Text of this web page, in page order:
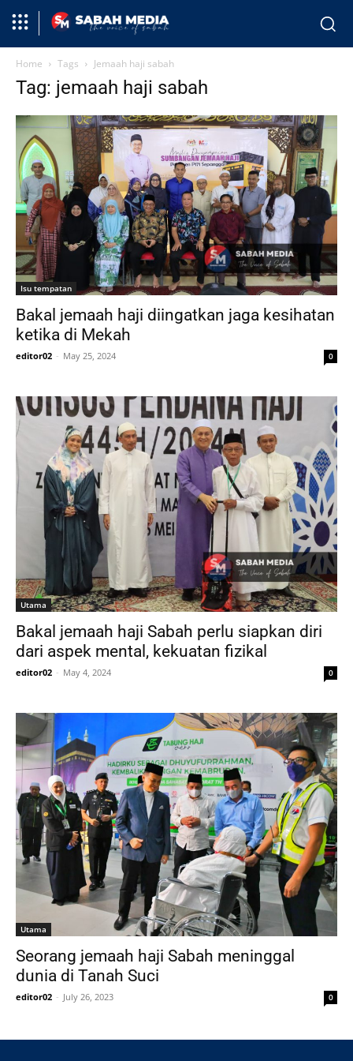
Home Tags Jemaah haji sabah
Tag: jemaah haji sabah
Isu tempatan
Bakal jemaah haji diingatkan jaga kesihatan
ketika di Mekah
editor02 - May 25, 2024 0
Utama
Bakal jemaah haji Sabah perlu siapkan diri
dari aspek mental, kekuatan fizikal
editor02 - May 4, 2024 0
Utama
Seorang jemaah haji Sabah meninggal
dunia di Tanah Suci
editor02 - July 26, 2023 0